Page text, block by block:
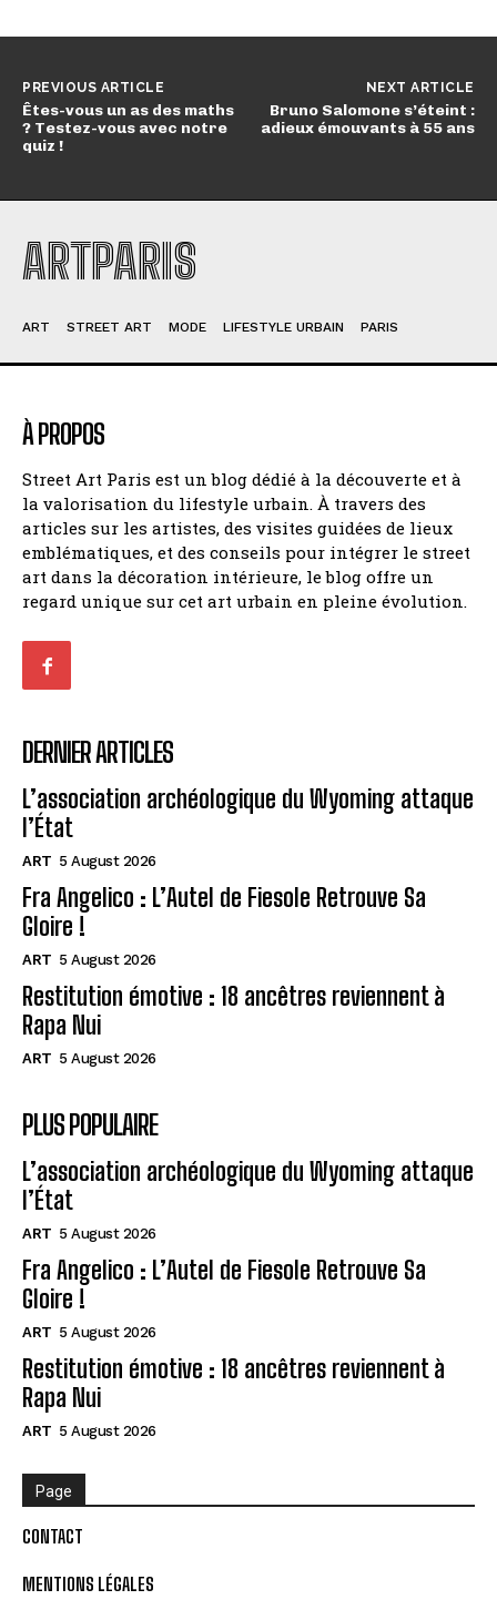
PREVIOUS ARTICLE
Êtes-vous un as des maths
? Testez-vous avec notre
quiz !
NEXT ARTICLE
Bruno Salomone s’éteint :
adieux émouvants à 55 ans
ARTPARIS
ART STREET ART MODE LIFESTYLE URBAIN PARIS
À PROPOS
Street Art Paris est un blog dédié à la découverte et à
la valorisation du lifestyle urbain. À travers des
articles sur les artistes, des visites guidées de lieux
emblématiques, et des conseils pour intégrer le street
art dans la décoration intérieure, le blog offre un
regard unique sur cet art urbain en pleine évolution.
DERNIER ARTICLES
L’association archéologique du Wyoming attaque
l’État
ART 5 August 2026
Fra Angelico : L’Autel de Fiesole Retrouve Sa
Gloire !
ART 5 August 2026
Restitution émotive : 18 ancêtres reviennent à
Rapa Nui
ART 5 August 2026
PLUS POPULAIRE
L’association archéologique du Wyoming attaque
l’État
ART 5 August 2026
Fra Angelico : L’Autel de Fiesole Retrouve Sa
Gloire !
ART 5 August 2026
Restitution émotive : 18 ancêtres reviennent à
Rapa Nui
ART 5 August 2026
Page
CONTACT
MENTIONS LÉGALES